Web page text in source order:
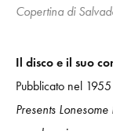
Copertina di
Il disco e il suo
Pubblicato nel
Presents Lonesome